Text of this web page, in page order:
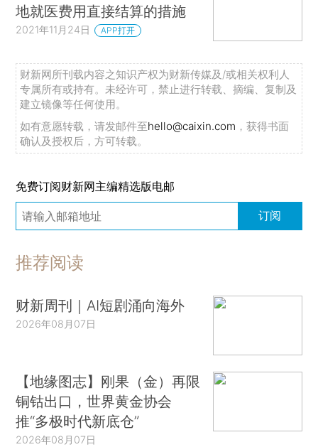
地就医费用直接结算的措施
2021年11月24日 APP打开
财新网所刊载内容之知识产权为财新传媒及/或相关权利人
专属所有或持有。未经许可，禁止进行转载、摘编、复制及
建立镜像等任何使用。
如有意愿转载，请发邮件至hello@caixin.com ，获得书面
确认及授权后，方可转载。
免费订阅财新网主编精选版电邮
订阅
推荐阅读
财新周刊｜AI短剧涌向海外
2026年08月07日
【地缘图志】刚果（金）再限
铜钴出口，世界黄金协会
推“多极时代新底仓”
2026年08月07日